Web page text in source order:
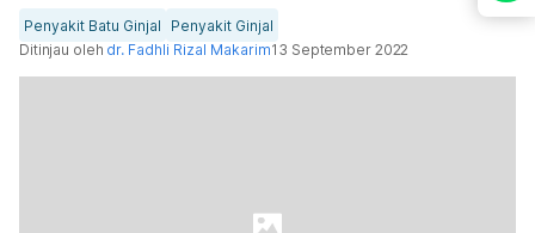
Penyakit Batu Ginjal
Penyakit Ginjal
Ditinjau oleh dr. Fadhli Rizal Makarim13 September 2022